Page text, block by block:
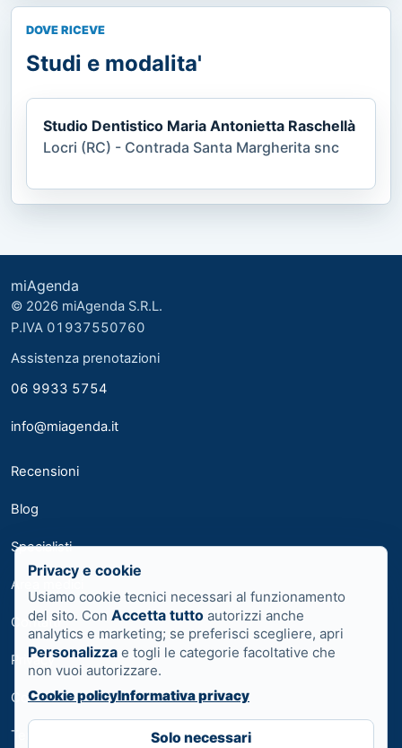
DOVE RICEVE
Studi e modalita'
Studio Dentistico Maria Antonietta Raschellà
Locri (RC) - Contrada Santa Margherita snc
miAgenda
© 2026 miAgenda S.R.L.
P.IVA 01937550760
Assistenza prenotazioni
06 9933 5754
info@miagenda.it
Recensioni
Blog
Specialisti
Area medici
Contatti
Privacy
Cookie
Termini
Privacy e cookie
Usiamo cookie tecnici necessari al funzionamento
del sito. Con Accetta tutto autorizzi anche
analytics e marketing; se preferisci scegliere, apri
Personalizza e togli le categorie facoltative che
non vuoi autorizzare.
Cookie policyInformativa privacy
Solo necessari